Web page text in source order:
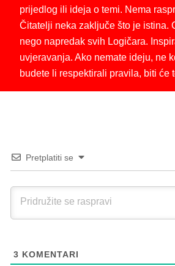
prijedlog ili ideja o temi. Nema
Čitatelji neka zaključe što je istina.
nego napredak svih Logičara.
uvjeravanja. Ako nemate ideju, ne
budete li respektirali pravila, biti će
Pretplatiti se
3 KOMENTARI